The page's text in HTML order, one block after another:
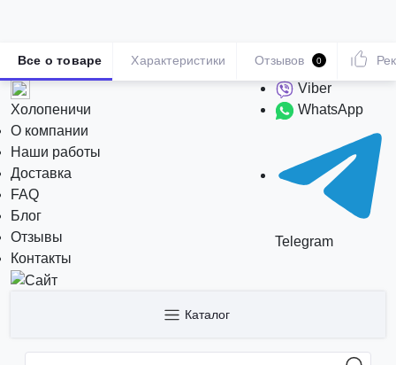
Холопеничи
О компании
Наши работы
Доставка
FAQ
Блог
Отзывы
Контакты
Viber
WhatsApp
Telegram
Каталог
Все о товаре Характеристики Отзывов 0